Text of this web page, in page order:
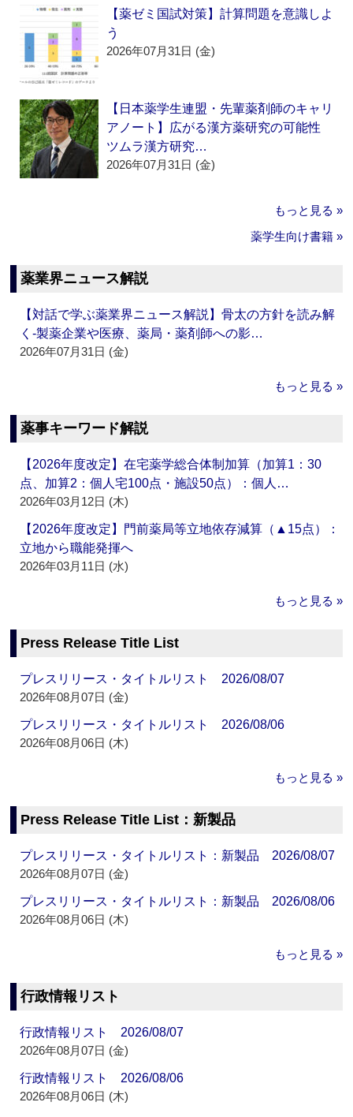
【薬ゼミ国試対策】計算問題を意識しよ
う
2026年07月31日 (金)
【日本薬学生連盟・先輩薬剤師のキャリ
アノート】広がる漢方薬研究の可能性
ツムラ漢方研究…
2026年07月31日 (金)
もっと見る »
薬学生向け書籍 »
薬業界ニュース解説
【対話で学ぶ薬業界ニュース解説】骨太の方針を読み解
く‐製薬企業や医療、薬局・薬剤師への影…
2026年07月31日 (金)
もっと見る »
薬事キーワード解説
【2026年度改定】在宅薬学総合体制加算（加算1：30
点、加算2：個人宅100点・施設50点）：個人…
2026年03月12日 (木)
【2026年度改定】門前薬局等立地依存減算（▲15点）：
立地から職能発揮へ
2026年03月11日 (水)
もっと見る »
Press Release Title List
プレスリリース・タイトルリスト 2026/08/07
2026年08月07日 (金)
プレスリリース・タイトルリスト 2026/08/06
2026年08月06日 (木)
もっと見る »
Press Release Title List：新製品
プレスリリース・タイトルリスト：新製品 2026/08/07
2026年08月07日 (金)
プレスリリース・タイトルリスト：新製品 2026/08/06
2026年08月06日 (木)
もっと見る »
行政情報リスト
行政情報リスト 2026/08/07
2026年08月07日 (金)
行政情報リスト 2026/08/06
2026年08月06日 (木)